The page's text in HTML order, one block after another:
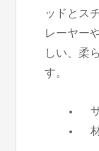
ッドとス
レーヤー
しい、柔
す。